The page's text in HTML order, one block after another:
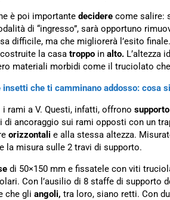
è poi importante decidere come salire:
di “ingresso”, sarà opportuno
difficile, ma che migliorerà l’esito
costruite la casa troppo in alto. L’altezza
materiali morbidi come il truciolato
insetti che ti camminano addosso: cosa
rami a V. Questi, infatti, offrono supporto
di ancoraggio sui rami opposti con un
orizzontali e alla stessa altezza.
la misura sulle 2 travi di supporto.
di 50×150 mm e fissatele con viti
Con l’ausilio di 8 staffe di supporto
che gli angoli, tra loro, siano retti. Con